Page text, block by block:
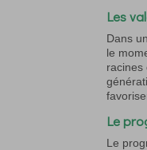
Les
Dans
le
racines
Le
Le